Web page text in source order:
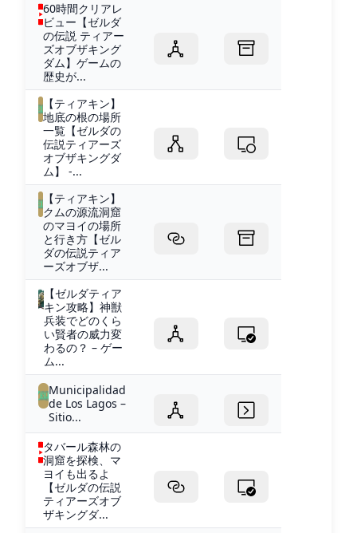
60時間クリアレ
ビュー【ゼルダ
の伝説 ティアー
ズオブザキング
ダム】ゲームの
歴史が...
【ティアキン】
地底の根の場所
一覧【ゼルダの
伝説ティアーズ
オブザキングダ
ム】 -...
【ティアキン】
クムの源流洞窟
のマヨイの場所
と行き方【ゼル
ダの伝説ティア
ーズオブザ...
【ゼルダティア
キン攻略】神獣
兵装でどのくら
い賢者の威力変
わるの？ – ゲー
ム...
Municipalidad
de Los Lagos –
Sitio...
タバール森林の
洞窟を探検、マ
ヨイも出るよ
【ゼルダの伝説
ティアーズオブ
ザキングダ...